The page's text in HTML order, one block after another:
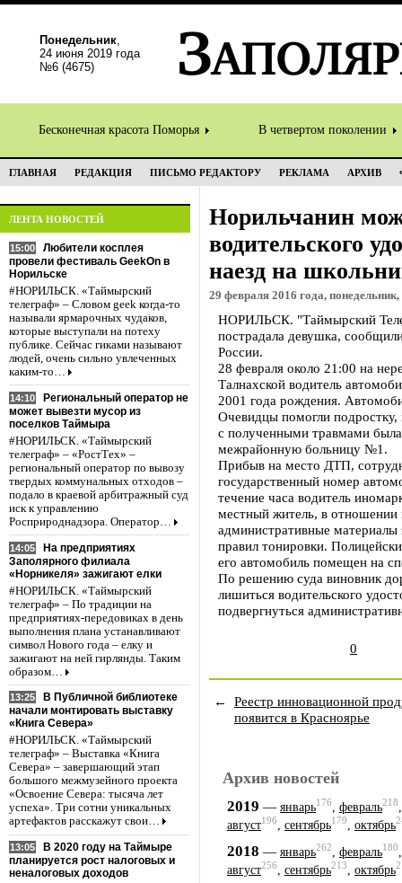
Понедельник,
24 июня 2019 года
№6 (4675)
Бесконечная красота Поморья В четвертом поколении
ГЛАВНАЯ РЕДАКЦИЯ ПИСЬМО РЕДАКТОРУ РЕКЛАМА АРХИВ
ЛЕНТА НОВОСТЕЙ
15:00
Любители косплея
провели фестиваль GeekOn в
Норильске
#НОРИЛЬСК. «Таймырский
телеграф» – Словом geek когда-то
называли ярмарочных чудаков,
которые выступали на потеху
публике. Сейчас гиками называют
людей, очень сильно увлеченных
каким-то…
14:10
Региональный оператор не
может вывезти мусор из
поселков Таймыра
#НОРИЛЬСК. «Таймырский
телеграф» – «РостТех» –
региональный оператор по вывозу
твердых коммунальных отходов –
подало в краевой арбитражный суд
иск к управлению
Росприроднадзора. Оператор…
14:05
На предприятиях
Заполярного филиала
«Норникеля» зажигают елки
#НОРИЛЬСК. «Таймырский
телеграф» – По традиции на
предприятиях-передовиках в день
выполнения плана устанавливают
символ Нового года – елку и
зажигают на ней гирлянды. Таким
образом…
13:25
В Публичной библиотеке
начали монтировать выставку
«Книга Севера»
#НОРИЛЬСК. «Таймырский
телеграф» – Выставка «Книга
Севера» – завершающий этап
большого межмузейного проекта
«Освоение Севера: тысяча лет
успеха». Три сотни уникальных
артефактов расскажут свои…
13:05
В 2020 году на Таймыре
планируется рост налоговых и
неналоговых доходов
Норильчанин
водительского
наезд на
29 февраля 2016 года,
НОРИЛЬСК. "Таймырский
пострадала девушка,
России.
28 февраля около 21:00 на
Талнахской водитель
2001 года рождения.
Очевидцы помогли
с полученными травмами
межрайонную больницу №1.
Прибыв на место ДТП,
государственный номер
течение часа водитель
местный житель, в отношении
административные
правил тонировки.
его автомобиль помещен на
По решению суда виновник
лишиться водительского
подвергнуться
0
←
Реестр инновационной
появится в Красноярье
Архив новостей
2019 — январь176 февраль218
август196, сентябрь179, октябрь
2018 — январь262 февраль180
август256, сентябрь213, октябрь